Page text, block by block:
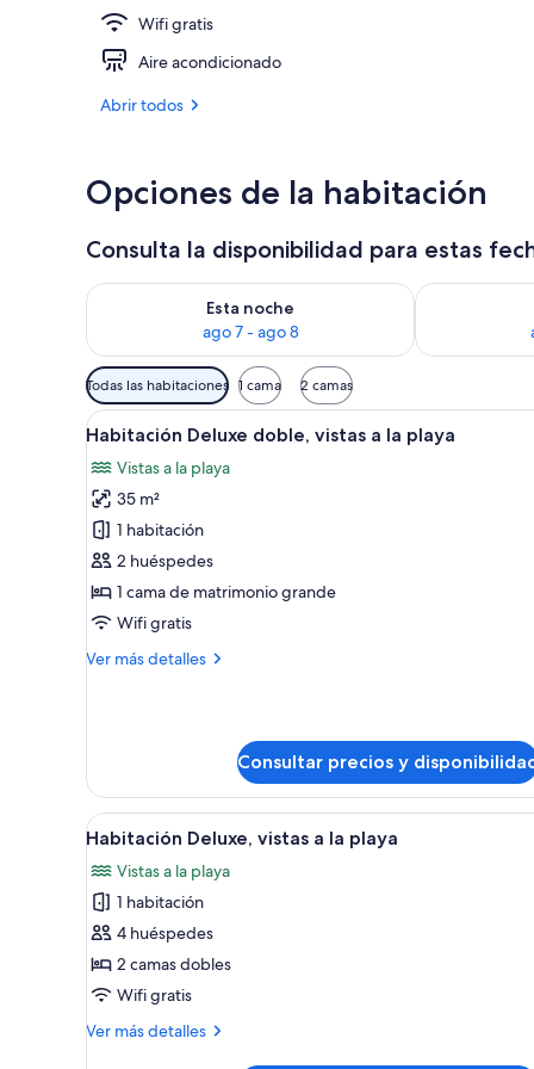
Wifi gratis
Aire acondicionado
Abrir todos
Opciones de la habitación
Consulta la disponibilidad para estas
Esta noche
ago 7 - ago 8
Consulta la disponibilidad para esta noche, ago 7 -
Consulta la
Filtros
disponibles
para
habitaciones
Todas las habitaciones 1 cama 2 camas
Abrir
todas
las
fotos
de
Habitación
Deluxe
doble,
a
Una persona con un traje
8
Habitación Deluxe doble, vistas a la playa
Vistas a la playa
35 m²
1 habitación
2 huéspedes
1 cama de matrimonio grande
Wifi gratis
Ver más detalles
Más
vistas
la
playa
Consultar precios y
Abrir
todas
las
fotos
de
Habitación
Deluxe,
a
Un hotel de varios niveles
1
Habitación Deluxe, vistas a la playa
Vistas a la playa
1 habitación
4 huéspedes
2 camas dobles
Wifi gratis
Ver más detalles
Más